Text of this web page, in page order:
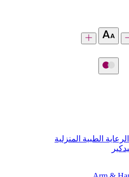
الطبية المنزلية